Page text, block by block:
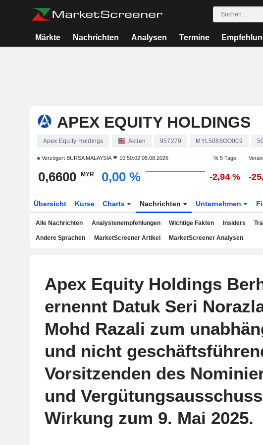
Märkte Nachrichten Analysen Termine
APEX EQUITY HOLDINGS
Apex Equity Holdings Aktien 957279 MYL5088OO009
Verzögert BURSA MALAYSIA 10:50:02 05.08.2026 % 5 Tage
0,6600 MYR 0,00 % -2,94 % -
Übersicht Kurse Charts Nachrichten Unternehmen
Alle Nachrichten Analystenempfehlungen Wichtige Fakten Insiders
Andere Sprachen MarketScreener Artikel MarketScreener Analysen
Apex Equity Holdings
ernennt Datuk Seri
Mohd Razali zum
und nicht
Vorsitzenden des
und
Wirkung zum 9. Mai 2025.